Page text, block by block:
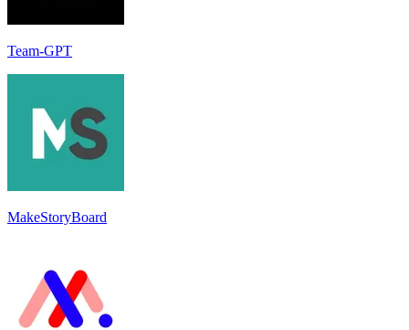
Team-GPT
MakeStoryBoard